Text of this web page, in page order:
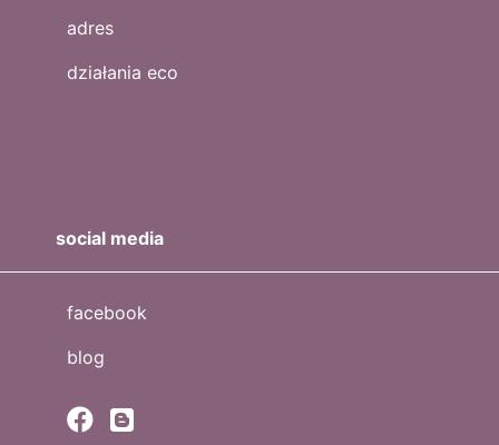
adres
działania eco
social media
facebook
blog